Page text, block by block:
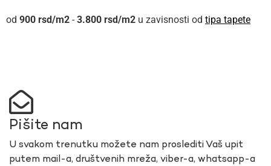
900 rsd - 3.800 rsd u zavisnosti od tipa tapete
Pišite nam
U svakom trenutku možete nam proslediti Vaš upit
putem mail-a, društvenih mreža, viber-a, whatsapp-a